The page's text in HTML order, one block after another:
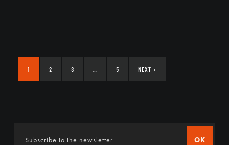
1 2 3 … 5 NEXT ›
OK